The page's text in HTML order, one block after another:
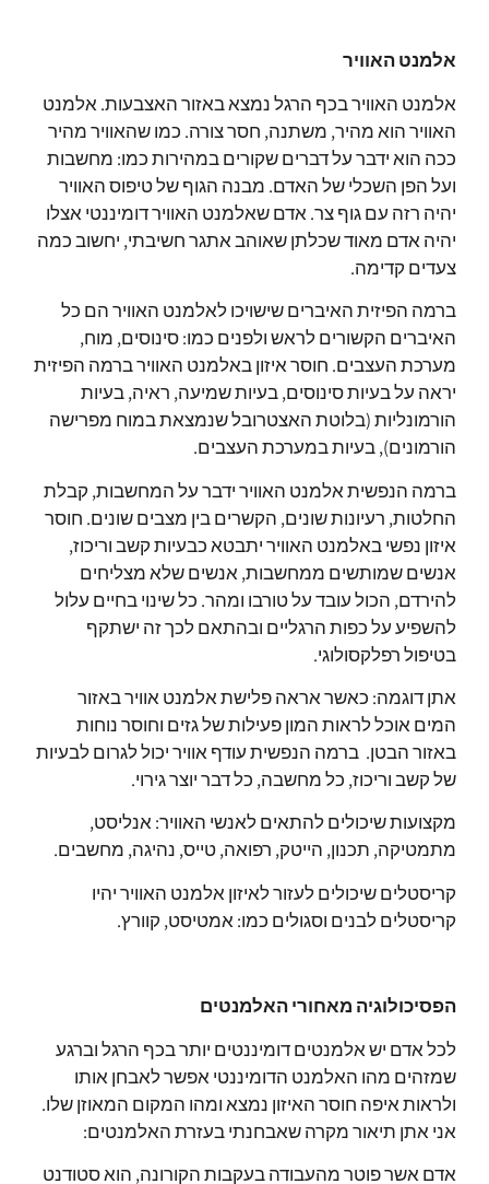
אלמנט האוויר
אלמנט האוויר בכף הרגל נמצא באזור האצבעות.אלמנט
האוויר הוא מהיר, משתנה, חסר צורה. כמו שהאוויר מהיר
ככה הוא ידבר על דברים שקורים במהירות כמו: מחשבות
ועל הפן השכלי של האדם. מבנה הגוף של טיפוס האוויר
יהיה רזה עם גוף צר.אדם שאלמנט האוויר דומיננטי אצלו
יהיה אדם מאוד שכלתן שאוהב אתגר חשיבתי, יחשוב כמה
צעדים קדימה.
ברמה הפיזית האיברים שישויכו לאלמנט האוויר הם כל
האיברים הקשורים לראש ולפנים כמו: סינוסים, מוח,
מערכת העצבים. חוסר איזון באלמנט האוויר ברמה הפיזית
יראה על בעיות סינוסים, בעיות שמיעה, ראיה, בעיות
הורמונליות (בלוטת האצטרובל שנמצאת במוח מפרישה
הורמונים), בעיות במערכת העצבים.
ברמה הנפשית אלמנט האוויר ידבר על המחשבות, קבלת
החלטות, רעיונות שונים, הקשרים בין מצבים שונים. חוסר
איזון נפשי באלמנט האוויר יתבטא כבעיות קשב וריכוז,
אנשים שמותשים ממחשבות, אנשים שלא מצליחים
להירדם, הכול עובד על טורבו ומהר. כל שינוי בחיים עלול
להשפיע על כפות הרגליים ובהתאם לכך זה ישתקף
בטיפול רפלקסולוגי.
אתן דוגמה: כאשר אראה פלישת אלמנט אוויר באזור
המים אוכל לראות המון פעילות של גזים וחוסר נוחות
באזור הבטן. ברמה הנפשית עודף אוויר יכול לגרום לבעיות
של קשב וריכוז, כל מחשבה, כל דבר יוצר גירוי.
מקצועות שיכולים להתאים לאנשי האוויר: אנליסט,
מתמטיקה, תכנון, הייטק, רפואה, טייס, נהיגה, מחשבים.
קריסטלים שיכולים לעזור לאיזון אלמנט האוויר יהיו
קריסטלים לבנים וסגולים כמו: אמטיסט, קוורץ.
הפסיכולוגיה מאחורי האלמנטים
לכל אדם יש אלמנטים דומיננטים יותר בכף הרגל וברגע
שמזהים מהו האלמנט הדומיננטי אפשר לאבחן אותו
ולראות איפה חוסר האיזון נמצא ומהו המקום המאוזן שלו.
אני אתן תיאור מקרה שאבחנתי בעזרת האלמנטים:
אדם אשר פוטר מהעבודה בעקבות הקורונה, הוא סטודנט